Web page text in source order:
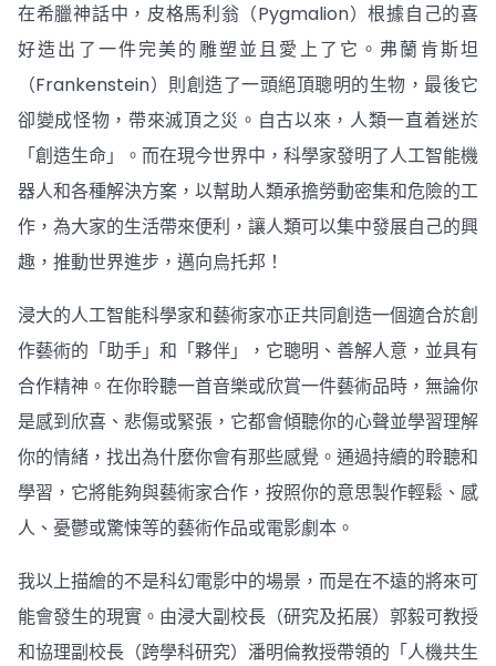
在希臘神話中，皮格馬利翁（Pygmalion）根據自己的喜
好造出了一件完美的雕塑並且愛上了它。弗蘭肯斯坦
（Frankenstein）則創造了一頭絕頂聰明的生物，最後它
卻變成怪物，帶來滅頂之災。自古以來，人類一直着迷於
「創造生命」。而在現今世界中，科學家發明了人工智能機
器人和各種解決方案，以幫助人類承擔勞動密集和危險的工
作，為大家的生活帶來便利，讓人類可以集中發展自己的興
趣，推動世界進步，邁向烏托邦！
浸大的人工智能科學家和藝術家亦正共同創造一個適合於創
作藝術的「助手」和「夥伴」，它聰明、善解人意，並具有
合作精神。在你聆聽一首音樂或欣賞一件藝術品時，無論你
是感到欣喜、悲傷或緊張，它都會傾聽你的心聲並學習理解
你的情緒，找出為什麼你會有那些感覺。通過持續的聆聽和
學習，它將能夠與藝術家合作，按照你的意思製作輕鬆、感
人、憂鬱或驚悚等的藝術作品或電影劇本。
我以上描繪的不是科幻電影中的場景，而是在不遠的將來可
能會發生的現實。由浸大副校長（研究及拓展）郭毅可教授
和協理副校長（跨學科研究）潘明倫教授帶領的「人機共生